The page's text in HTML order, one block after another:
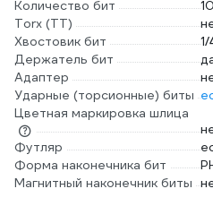
Количество бит
Torx (TT)
Хвостовик бит
Держатель бит
Адаптер
Ударные (торсионные) биты
Цветная маркировка шлица
Футляр
Форма наконечника бит
Магнитный наконечник биты